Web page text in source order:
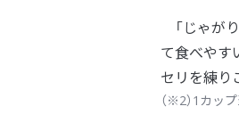
「じゃが
て食べやす
セリを練り
（※2）1カッ